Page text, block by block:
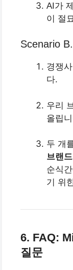
AI가
이 절
Scenario
경쟁
다.
우리
올립
두 개
브랜
순식
기 위
6. FAQ:
질문